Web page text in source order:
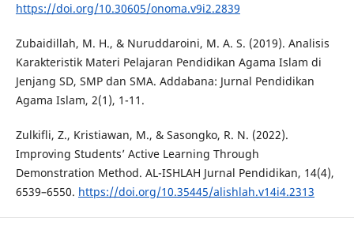
https://doi.org/10.30605/onoma.v9i2.2839
Zubaidillah, M. H., & Nuruddaroini, M. A. S. (2019). Analisis
Karakteristik Materi Pelajaran Pendidikan Agama Islam di
Jenjang SD, SMP dan SMA. Addabana: Jurnal Pendidikan
Agama Islam, 2(1), 1-11.
Zulkifli, Z., Kristiawan, M., & Sasongko, R. N. (2022).
Improving Students’ Active Learning Through
Demonstration Method. AL-ISHLAH Jurnal Pendidikan, 14(4),
6539–6550. https://doi.org/10.35445/alishlah.v14i4.2313